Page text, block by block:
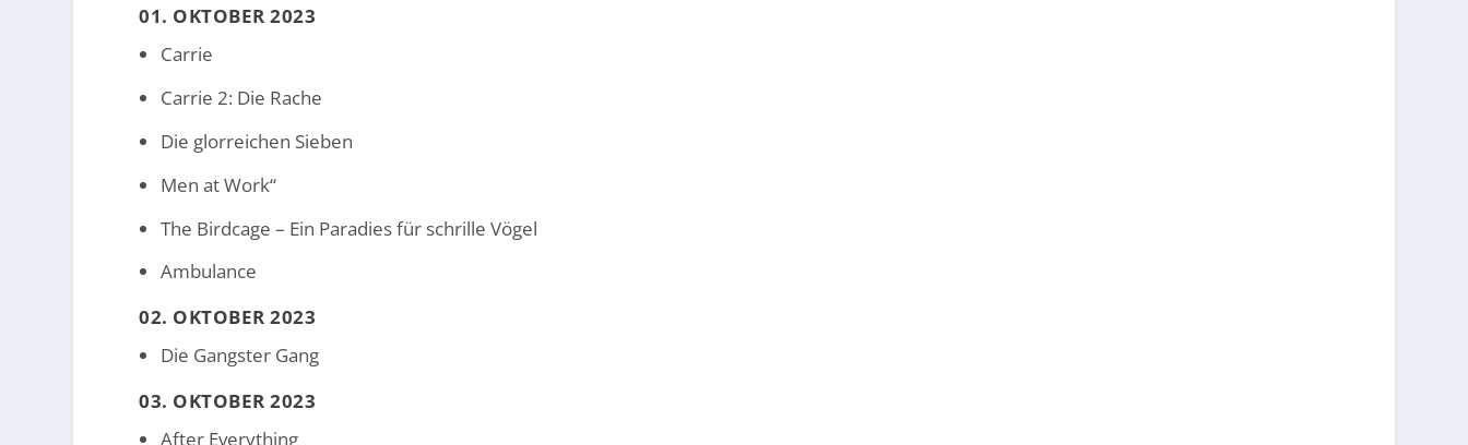
01. OKTOBER 2023
Carrie
Carrie 2: Die Rache
Die glorreichen Sieben
Men at Work“
The Birdcage – Ein Paradies für schrille Vögel
Ambulance
02. OKTOBER 2023
Die Gangster Gang
03. OKTOBER 2023
After Everything